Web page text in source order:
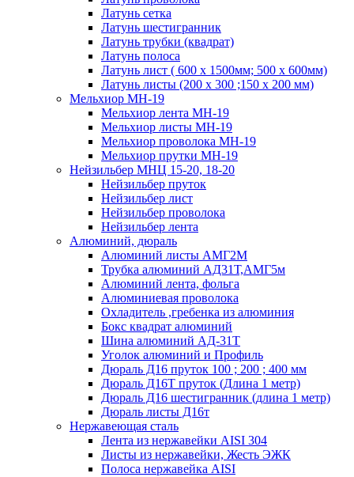
Латунь сетка
Латунь шестигранник
Латунь трубки (квадрат)
Латунь полоса
Латунь лист ( 600 х 1500мм; 500 х 600мм)
Латунь листы (200 х 300 ;150 х 200 мм)
Мельхиор МН-19
Мельхиор лента МН-19
Мельхиор листы МН-19
Мельхиор проволока МН-19
Мельхиор прутки МН-19
Нейзильбер МНЦ 15-20, 18-20
Нейзильбер пруток
Нейзильбер лист
Нейзильбер проволока
Нейзильбер лента
Алюминий, дюраль
Алюминий листы АМГ2М
Трубка алюминий АД31Т,АМГ5м
Алюминий лента, фольга
Алюминиевая проволока
Охладитель ,гребенка из алюминия
Бокс квадрат алюминий
Шина алюминий АД-31Т
Уголок алюминий и Профиль
Дюраль Д16 пруток 100 ; 200 ; 400 мм
Дюраль Д16Т пруток (Длина 1 метр)
Дюраль Д16 шестигранник (длина 1 метр)
Дюраль листы Д16т
Нержавеющая сталь
Лента из нержавейки AISI 304
Листы из нержавейки, Жесть ЭЖК
Полоса нержавейка АISI